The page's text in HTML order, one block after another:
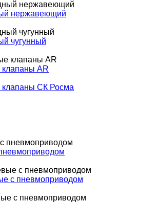
нержавеющий
чугунный
клапаны AR
клапаны СК Росма
с пневмоприводом